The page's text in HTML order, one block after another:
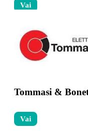
Vai
Tommasi &
Vai